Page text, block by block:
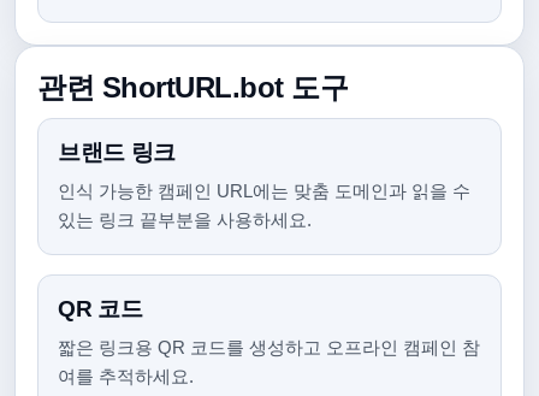
관련 ShortURL.bot 도구
브랜드 링크
인식 가능한 캠페인 URL에는 맞춤 도메인과 읽을 수
있는 링크 끝부분을 사용하세요.
QR 코드
짧은 링크용 QR 코드를 생성하고 오프라인 캠페인 참
여를 추적하세요.